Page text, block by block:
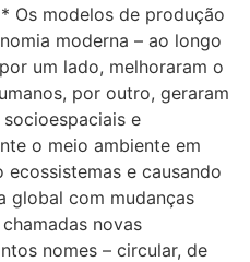
Os modelos de produção
moderna – ao longo
um lado, melhoraram o
por outro, geraram
e
o meio ambiente em
e causando
global com mudanças
novas
nomes – circular, de